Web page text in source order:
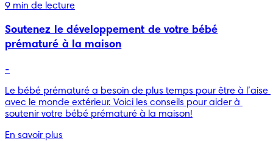
9 min de lecture
Soutenez le développement de votre bébé
prématuré à la maison
-
Le bébé prématuré a besoin de plus temps pour être à l’aise
avec le monde extérieur. Voici les conseils pour aider à
soutenir votre bébé prématuré à la maison!
En savoir plus